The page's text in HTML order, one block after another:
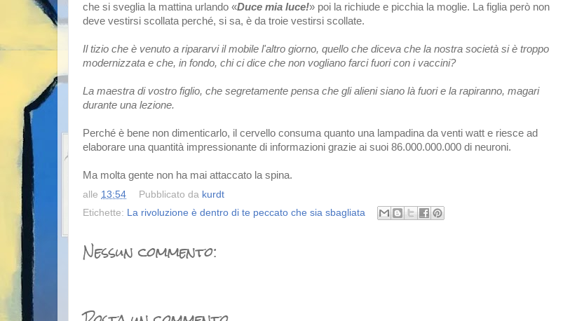
che si sveglia la mattina urlando «Duce mia luce!» poi la richiude e picchia la moglie. La figlia però non
deve vestirsi scollata perché, si sa, è da troie vestirsi scollate.
Il tizio che è venuto a ripararvi il mobile l'altro giorno, quello che diceva che la nostra società si è troppo
modernizzata e che, in fondo, chi ci dice che non vogliano farci fuori con i vaccini?
La maestra di vostro figlio, che segretamente pensa che gli alieni siano là fuori e la rapiranno, magari
durante una lezione.
Perché è bene non dimenticarlo, il cervello consuma quanto una lampadina da venti watt e riesce ad
elaborare una quantità impressionante di informazioni grazie ai suoi 86.000.000.000 di neuroni.
Ma molta gente non ha mai attaccato la spina.
alle 13:54 Pubblicato da kurdt
Etichette: La rivoluzione è dentro di te peccato che sia sbagliata
Nessun commento: